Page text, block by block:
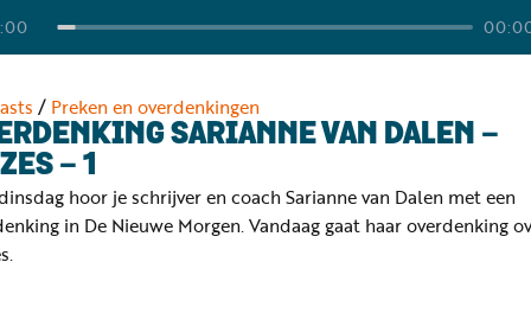
/ Preken en overdenkingen
SARIANNE VAN DALEN -
- 1
hoor je schrijver en coach Sarianne van Dalen met een
in De Nieuwe Morgen. Vandaag gaat haar overdenking